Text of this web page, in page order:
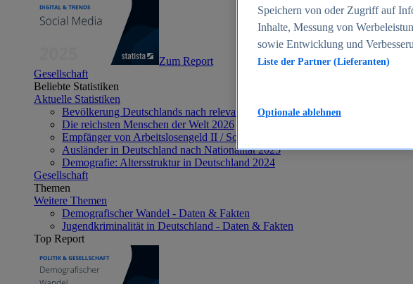
Zum Report
Gesellschaft
Beliebte Statistiken
Aktuelle Statistiken
Bevölkerung Deutschlands nach relevanten Altersgruppen 2024
Die reichsten Menschen der Welt 2026
Empfänger von Arbeitslosengeld II / Sozialgeld / Bürgergeld in Deutschland
Ausländer in Deutschland nach Nationalität 2025
Demografie: Altersstruktur in Deutschland 2024
Gesellschaft
Themen
Weitere Themen
Demografischer Wandel - Daten & Fakten
Jugendkriminalität in Deutschland - Daten & Fakten
Top Report
Speichern von oder Zugriff auf
Inhalte, Messung von
sowie Entwicklung und
Liste der Partner (Lieferanten)
Optionale ablehnen